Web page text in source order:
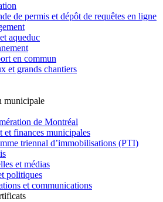
de permis et dépôt de requêtes en ligne
aqueduc
en commun
et grands chantiers
municipale
de Montréal
et finances municipales
triennal d’immobilisations (PTI)
et médias
politiques
et communications